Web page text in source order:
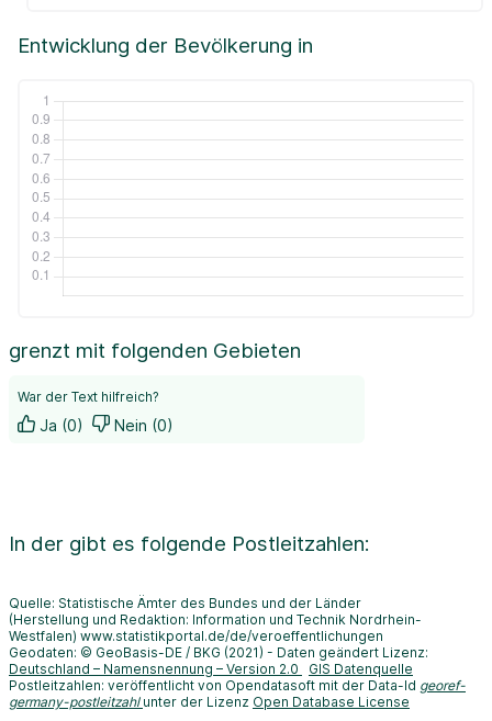
Entwicklung der Bevölkerung in
grenzt mit folgenden Gebieten
War der Text hilfreich?
Ja (0) Nein (0)
In der gibt es folgende Postleitzahlen:
Quelle: Statistische Ämter des Bundes und der Länder
(Herstellung und Redaktion: Information und Technik Nordrhein-
Westfalen) www.statistikportal.de/de/veroeffentlichungen
Geodaten: © GeoBasis-DE / BKG (2021) - Daten geändert Lizenz:
Deutschland – Namensnennung – Version 2.0
GIS Datenquelle
Postleitzahlen: veröffentlicht von Opendatasoft mit der Data-Id georef-
germany-postleitzahl unter der Lizenz Open Database License